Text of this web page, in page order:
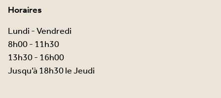
Horaires
Lundi - Vendredi
8h00 - 11h30
13h30 - 16h00
Jusqu’à 18h30 le Jeudi